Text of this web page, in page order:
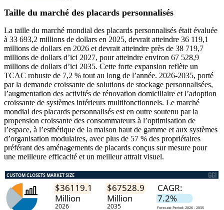
Taille du marché des placards personnalisés
La taille du marché mondial des placards personnalisés était évaluée
à 33 693,2 millions de dollars en 2025, devrait atteindre 36 119,1
millions de dollars en 2026 et devrait atteindre près de 38 719,7
millions de dollars d’ici 2027, pour atteindre environ 67 528,9
millions de dollars d’ici 2035. Cette forte expansion reflète un
TCAC robuste de 7,2 % tout au long de l’année. 2026-2035, porté
par la demande croissante de solutions de stockage personnalisées,
l’augmentation des activités de rénovation domiciliaire et l’adoption
croissante de systèmes intérieurs multifonctionnels. Le marché
mondial des placards personnalisés est en outre soutenu par la
propension croissante des consommateurs à l’optimisation de
l’espace, à l’esthétique de la maison haut de gamme et aux systèmes
d’organisation modulaires, avec plus de 57 % des propriétaires
préférant des aménagements de placards conçus sur mesure pour
une meilleure efficacité et un meilleur attrait visuel.